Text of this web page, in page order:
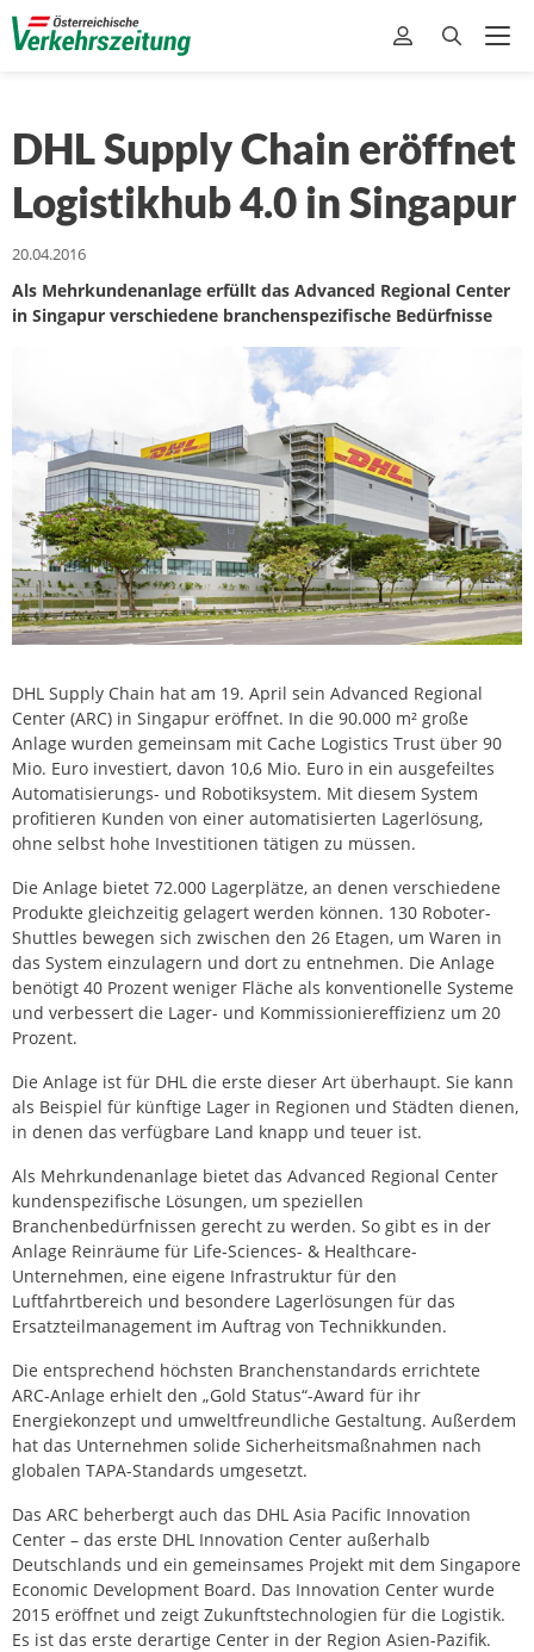
DHL Supply Chain eröffnet
Logistikhub 4.0 in Singapur
20.04.2016
Als Mehrkundenanlage erfüllt das Advanced Regional Center
in Singapur verschiedene branchenspezifische Bedürfnisse
DHL Supply Chain hat am 19. April sein Advanced Regional
Center (ARC) in Singapur eröffnet. In die 90.000 m² große
Anlage wurden gemeinsam mit Cache Logistics Trust über 90
Mio. Euro investiert, davon 10,6 Mio. Euro in ein ausgefeiltes
Automatisierungs- und Robotiksystem. Mit diesem System
profitieren Kunden von einer automatisierten Lagerlösung,
ohne selbst hohe Investitionen tätigen zu müssen.
Die Anlage bietet 72.000 Lagerplätze, an denen verschiedene
Produkte gleichzeitig gelagert werden können. 130 Roboter-
Shuttles bewegen sich zwischen den 26 Etagen, um Waren in
das System einzulagern und dort zu entnehmen. Die Anlage
benötigt 40 Prozent weniger Fläche als konventionelle Systeme
und verbessert die Lager- und Kommissioniereffizienz um 20
Prozent.
Die Anlage ist für DHL die erste dieser Art überhaupt. Sie kann
als Beispiel für künftige Lager in Regionen und Städten dienen,
in denen das verfügbare Land knapp und teuer ist.
Als Mehrkundenanlage bietet das Advanced Regional Center
kundenspezifische Lösungen, um speziellen
Branchenbedürfnissen gerecht zu werden. So gibt es in der
Anlage Reinräume für Life-Sciences- & Healthcare-
Unternehmen, eine eigene Infrastruktur für den
Luftfahrtbereich und besondere Lagerlösungen für das
Ersatzteilmanagement im Auftrag von Technikkunden.
Die entsprechend höchsten Branchenstandards errichtete
ARC-Anlage erhielt den „Gold Status“-Award für ihr
Energiekonzept und umweltfreundliche Gestaltung. Außerdem
hat das Unternehmen solide Sicherheitsmaßnahmen nach
globalen TAPA-Standards umgesetzt.
Das ARC beherbergt auch das DHL Asia Pacific Innovation
Center – das erste DHL Innovation Center außerhalb
Deutschlands und ein gemeinsames Projekt mit dem Singapore
Economic Development Board. Das Innovation Center wurde
2015 eröffnet und zeigt Zukunftstechnologien für die Logistik.
Es ist das erste derartige Center in der Region Asien-Pazifik.